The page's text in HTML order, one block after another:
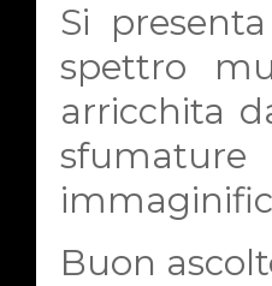
Si
spettro
arricchita
Buon